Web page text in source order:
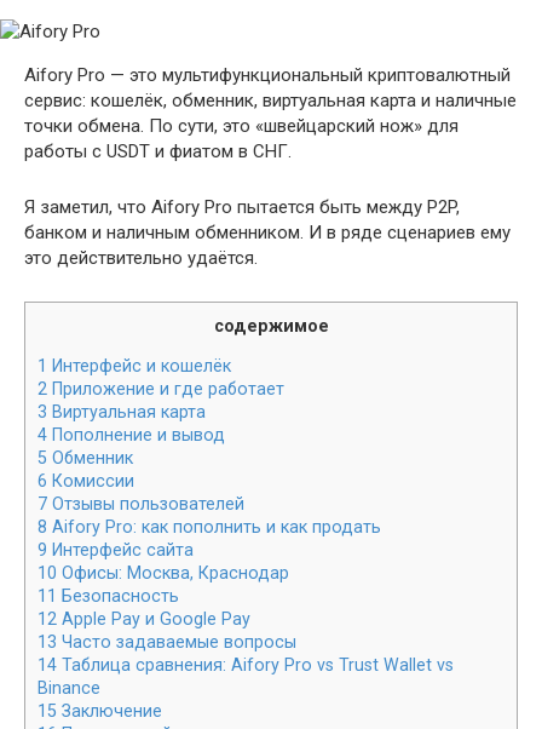
Aifory Pro — это мультифункциональный криптовалютный
сервис: кошелёк, обменник, виртуальная карта и наличные
точки обмена. По сути, это «швейцарский нож» для
работы с USDT и фиатом в СНГ.
Я заметил, что Aifory Pro пытается быть между P2P,
банком и наличным обменником. И в ряде сценариев ему
это действительно удаётся.
содержимое
1 Интерфейс и кошелёк
2 Приложение и где работает
3 Виртуальная карта
4 Пополнение и вывод
5 Обменник
6 Комиссии
7 Отзывы пользователей
8 Aifory Pro: как пополнить и как продать
9 Интерфейс сайта
10 Офисы: Москва, Краснодар
11 Безопасность
12 Apple Pay и Google Pay
13 Часто задаваемые вопросы
14 Таблица сравнения: Aifory Pro vs Trust Wallet vs
Binance
15 Заключение